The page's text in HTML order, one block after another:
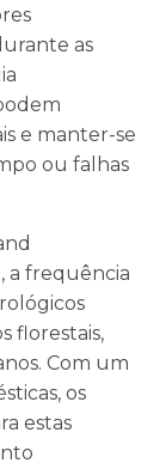
as
e manter-se
ou falhas
a frequência
florestais,
Com um
os
estas